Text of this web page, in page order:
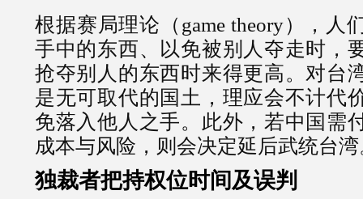
根据赛局理论（game theory），人
手中的东西、以免被别人夺走时，
抢夺别人的东西时来得更高。对台
是无可取代的国土，理应会不计代
免落入他人之手。此外，若中国需
成本与风险，则会决定延后武统台
独裁者把持权位时间及误判